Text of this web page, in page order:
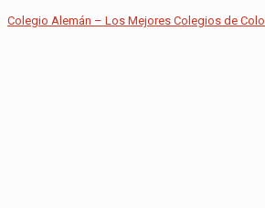
Colegio Alemán – Los Mejores Colegios de